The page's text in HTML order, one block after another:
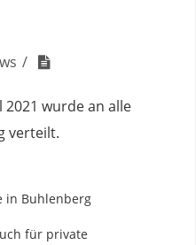
wurde an alle
verteilt.
in Buhlenberg
für private